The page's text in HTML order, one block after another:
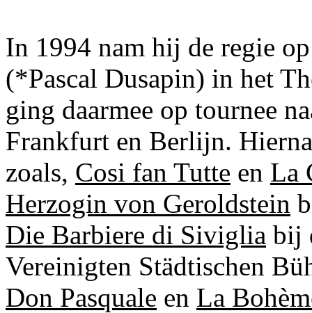
In 1994 nam hij de regie
(*Pascal Dusapin) in het
ging daarmee op tournee
Frankfurt en Berlijn.
zoals, Cosi fan Tutte en La
Herzogin von Geroldstein
Die Barbiere di Siviglia bij
Vereinigten Städtischen
Don Pasquale en La